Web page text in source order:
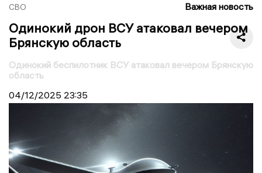
СВО Важная новость
Одинокий дрон ВСУ атаковал вечером
Брянскую область
Одинокий беспилотник ВСУ атаковал вечером Брянскую
область
04/12/2025 23:35